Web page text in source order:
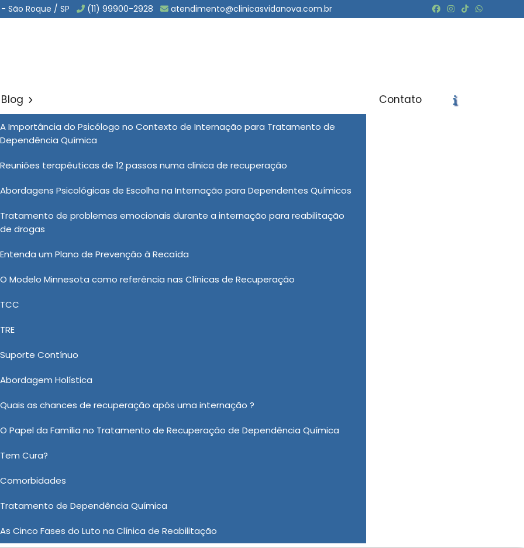
São Roque / SP (11) 99900-2928 atendimento@clinicasvidanova.com.br
Blog
A Importância do Psicólogo no Contexto de Internação para Tratamento de
Dependência Química
Reuniões terapêuticas de 12 passos numa clinica de recuperação
Abordagens Psicológicas de Escolha na Internação para Dependentes Químicos
Tratamento de problemas emocionais durante a internação para reabilitação
de drogas
Entenda um Plano de Prevenção à Recaída
O Modelo Minnesota como referência nas Clínicas de Recuperação
TCC
TRE
Suporte Contínuo
Abordagem Holística
Quais as chances de recuperação após uma internação ?
O Papel da Família no Tratamento de Recuperação de Dependência Química
Tem Cura?
Comorbidades
Tratamento de Dependência Química
As Cinco Fases do Luto na Clínica de Reabilitação
Contato
Luxo na Sumaré Solicite um Orçamento
e atendimento discreto, encontrou o lugar
uma clínica especializada em atendimento da
Quer conhecer mais sobre nossas soluções e
de luxo
no mercado de Clínica de reabilitação, vem atuando
de Luxo na Sumaré, além de Internação
Bradesco Saúde e Clínica de Reabilitação para Alcoólatras Valor, sempre cumprindo com o
a cada dia, clientes mais exigentes. Não perca tempo e venha conhecer a melhor empresa no
Clínica Psiquiátrica de Luxo na Sumaré?
Email:*
Informações